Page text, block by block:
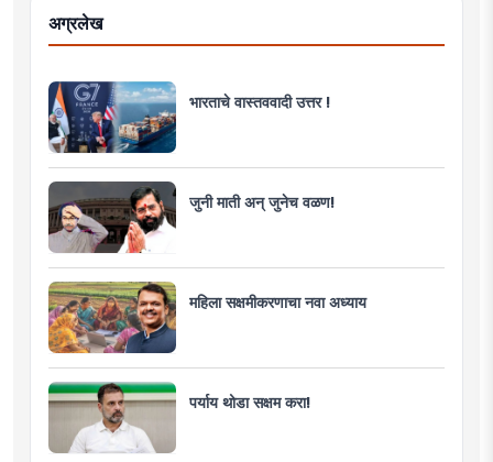
अग्रलेख
भारताचे वास्तववादी उत्तर !
जुनी माती अन् जुनेच वळण!
महिला सक्षमीकरणाचा नवा अध्याय
पर्याय थोडा सक्षम करा!